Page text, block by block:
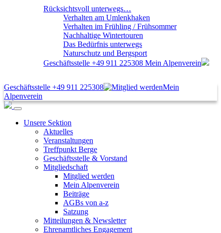
Rücksichtsvoll unterwegs…
Verhalten am Umlenkhaken
Verhalten im Frühling / Frühsommer
Nachhaltige Wintertouren
Das Bedürfnis unterwegs
Naturschutz und Bergsport
Geschäftsstelle +49 911 225308 Mein Alpenverein
Geschäftsstelle +49 911 225308
Mein
Alpenverein
Unsere Sektion
Aktuelles
Veranstaltungen
Treffpunkt Berge
Geschäftsstelle & Vorstand
Mitgliedschaft
Mitglied werden
Mein Alpenverein
Beiträge
AGBs von a-z
Satzung
Mitteilungen & Newsletter
Ehrenamtliches Engagement